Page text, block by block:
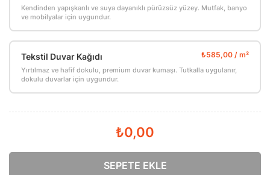
Kendinden yapışkanlı ve suya dayanıklı pürüzsüz yüzey. Mutfak, banyo
ve mobilyalar için uygundur.
Tekstil Duvar Kağıdı
Yırtılmaz ve hafif dokulu, premium duvar kumaşı. Tutkalla uygulanır,
dokulu duvarlar için uygundur.
₺0,00
SEPETE EKLE